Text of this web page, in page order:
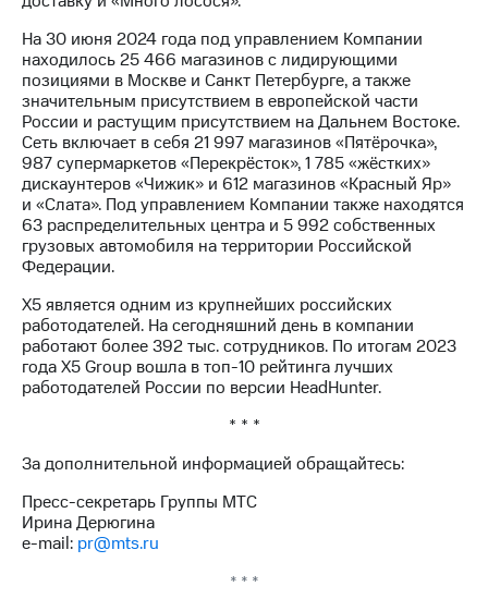
На 30 июня 2024 года под управлением Компании
находилось 25 466 магазинов с лидирующими
позициями в Москве и Санкт Петербурге, а также
значительным присутствием в европейской части
России и растущим присутствием на Дальнем Востоке.
Сеть включает в себя 21 997 магазинов «Пятёрочка»,
987 супермаркетов «Перекрёсток», 1 785 «жёстких»
дискаунтеров «Чижик» и 612 магазинов «Красный Яр»
и «Слата». Под управлением Компании также находятся
63 распределительных центра и 5 992 собственных
грузовых автомобиля на территории Российской
Федерации.
X5 является одним из крупнейших российских
работодателей. На сегодняшний день в компании
работают более 392 тыс. сотрудников. По итогам 2023
года Х5 Group вошла в топ-10 рейтинга лучших
работодателей России по версии HeadHunter.
* * *
За дополнительной информацией обращайтесь:
Пресс-секретарь Группы МТС
Ирина Дерюгина
e-mail: pr@mts.ru
* * *